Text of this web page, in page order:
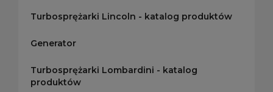
Turbosprężarki Lincoln - katalog produktów
Generator
Turbosprężarki Lombardini - katalog
produktów